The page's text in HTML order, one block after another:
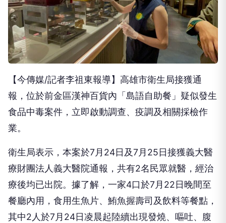
【今傳媒/記者李祖東報導】高雄市衛生局接獲通
報，位於前金區漢神百貨內「島語自助餐」疑似發生
食品中毒案件，立即啟動調查、疫調及相關採檢作
業。
衛生局表示，本案於7月24日及7月25日接獲義大醫
療財團法人義大醫院通報，共有2名民眾就醫，經治
療後均已出院。據了解，一家4口於7月22日晚間至
餐廳內用，食用生魚片、鮪魚握壽司及飲料等餐點，
其中2人於7月24日凌晨起陸續出現發燒、嘔吐、腹